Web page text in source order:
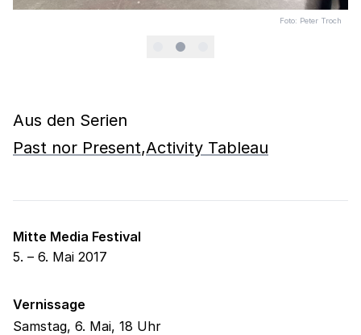
Foto: Peter Troch
Aus den Serien
Past nor Present,Activity Tableau
Mitte Media Festival
5. – 6. Mai 2017
Vernissage
Samstag, 6. Mai, 18 Uhr